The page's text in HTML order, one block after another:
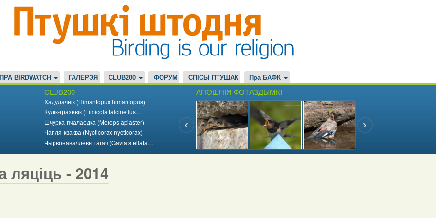
ПРА BIRDWATCH ГАЛЕРЭЯ CLUB200 ФОРУМ СПІСЫ ПТУШАК Пра БАФК
CLUB200
Хадулачнік (Himantopus himantopus)
Кулік-гразевік (Limicola falcinellus…
Шчурка-пчалаедка (Merops apiaster)
Чапля-кваква (Nycticorax nycticorax)
Чырвонаваллёвы гагач (Gavia stellata…
АПОШНІЯ ФОТАЗДЫМКІ
ляціць - 2014